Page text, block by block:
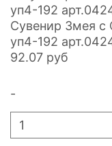
Сувенир Змея с
уп4-192
92.07 руб
-